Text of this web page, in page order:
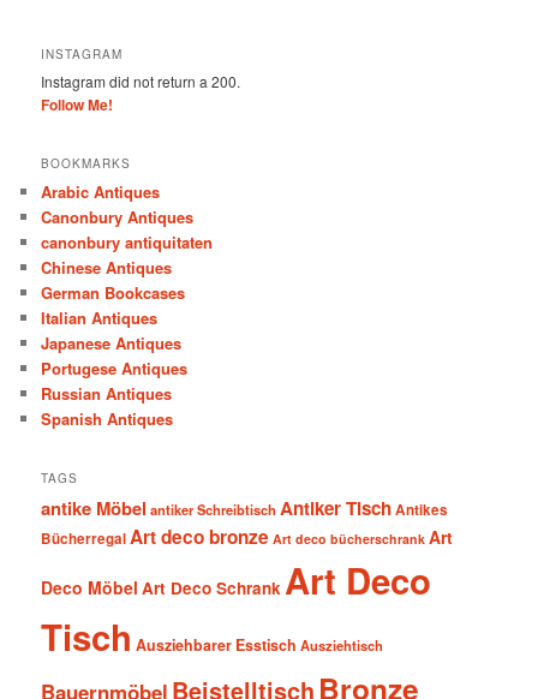
INSTAGRAM
Instagram did not return a 200.
Follow Me!
BOOKMARKS
Arabic Antiques
Canonbury Antiques
canonbury antiquitaten
Chinese Antiques
German Bookcases
Italian Antiques
Japanese Antiques
Portugese Antiques
Russian Antiques
Spanish Antiques
TAGS
antike Möbel antiker Schreibtisch Antiker TischAntikes
BücherregalArt deco bronze Art deco bücherschrank Art
Deco Möbel Art Deco Schrank Art Deco
Tisch Ausziehbarer Esstisch Ausziehtisch
Bauernmöbel Beistelltisch Bronze